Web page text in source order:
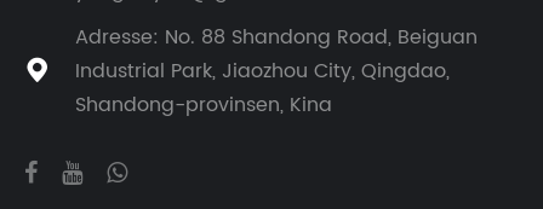

Adresse: No. 88 Shandong Road, Beiguan
Industrial Park, Jiaozhou City, Qingdao,
Shandong-provinsen, Kina